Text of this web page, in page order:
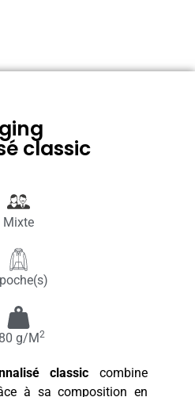
classic
Mixte
g/M2
classic combine
à sa composition en